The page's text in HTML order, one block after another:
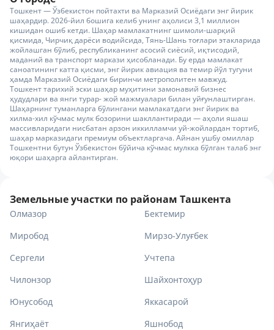
Тошкент — Ўзбекистон пойтахти ва Марказий Осиёдаги энг йирик
шаҳардир. 2026-йил бошига келиб унинг аҳолиси 3,1 миллион
кишидан ошиб кетди. Шаҳар мамлакатнинг шимоли-шарқий
қисмида, Чирчиқ дарёси водийсида, Тянь-Шань тоғлари этакларида
жойлашган бўлиб, республиканинг асосий сиёсий, иқтисодий,
маданий ва транспорт маркази ҳисобланади. Бу ерда мамлакат
саноатининг катта қисми, энг йирик авиация ва темир йўл тугуни
ҳамда Марказий Осиёдаги биринчи метрополитен мавжуд.
Тошкент тарихий эски шаҳар муҳитини замонавий бизнес
ҳудудлари ва янги турар- жой мажмуалари билан уйғунлаштирган.
Шаҳарнинг туманларга бўлингани мамлакатдаги энг йирик ва
хилма-хил кўчмас мулк бозорини шакллантиради — аҳоли яшаш
массивларидаги нисбатан арзон иккилламчи уй-жойлардан тортиб,
шаҳар марказидаги премиум объектларгача. Айнан ушбу омиллар
Тошкентни бутун Ўзбекистон бўйича кўчмас мулкка бўлган талаб энг
юқори шаҳарга айлантирган.
Земельные участки по районам Ташкента
Олмазор
Бектемир
Миробод
Мирзо-Улуғбек
Сергели
Учтепа
Чилонзор
Шайхонтоҳур
Юнусобод
Яккасарой
Янгиҳаёт
Яшнобод